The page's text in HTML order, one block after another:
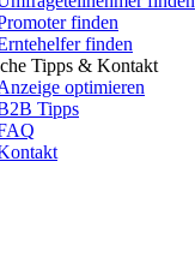
finden
finden
Tipps & Kontakt
optimieren
Tipps